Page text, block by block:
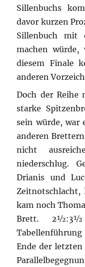
Sillenbuchs
davor kurzen
Sillenbuch mit
machen würde,
diesem Finale
anderen
Doch der Reihe
starke
sein würde, war
anderen
nicht
niederschlug.
Drianis und
Zeitnotschlacht,
kam noch
Brett.
Ende der letzten